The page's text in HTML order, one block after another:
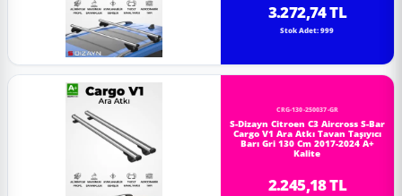
3.272,74 TL
Stok Adet: 999
CRG-130-250037-GR
S-Dizayn Citroen C3 Aircross S-Bar
Cargo V1 Ara Atkı Tavan Taşıyıcı
Barı Gri 130 Cm 2017-2024 A+
Kalite
2.245,18 TL